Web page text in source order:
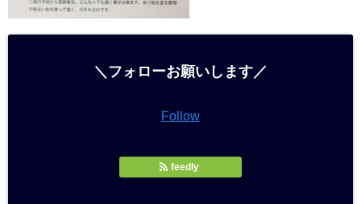
＼フォローお願いします／
Follow
feedly